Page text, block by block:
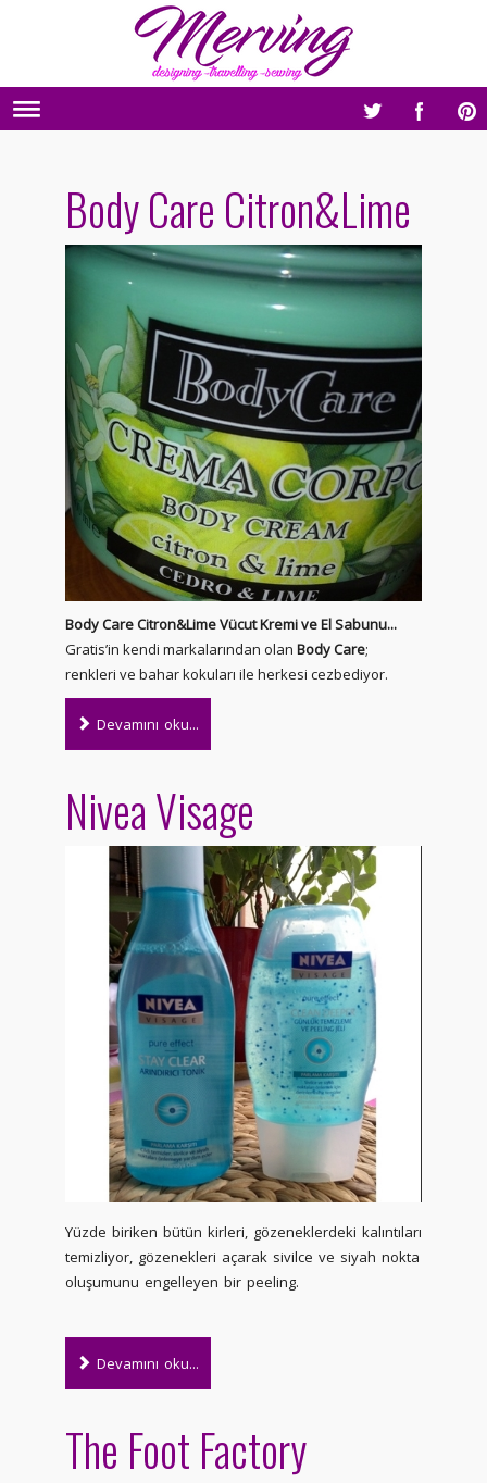
Body Care Citron&Lime
Body Care Citron&Lime Vücut Kremi ve El Sabunu...
Gratis’in kendi markalarından olan Body Care;
renkleri ve bahar kokuları ile herkesi cezbediyor.
Devamını oku...
Nivea Visage
Yüzde biriken bütün kirleri, gözeneklerdeki kalıntıları
temizliyor, gözenekleri açarak sivilce ve siyah nokta
oluşumunu engelleyen bir peeling.
Devamını oku...
The Foot Factory